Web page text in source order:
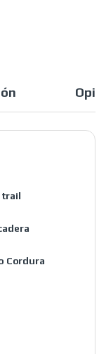
trail
Cordura